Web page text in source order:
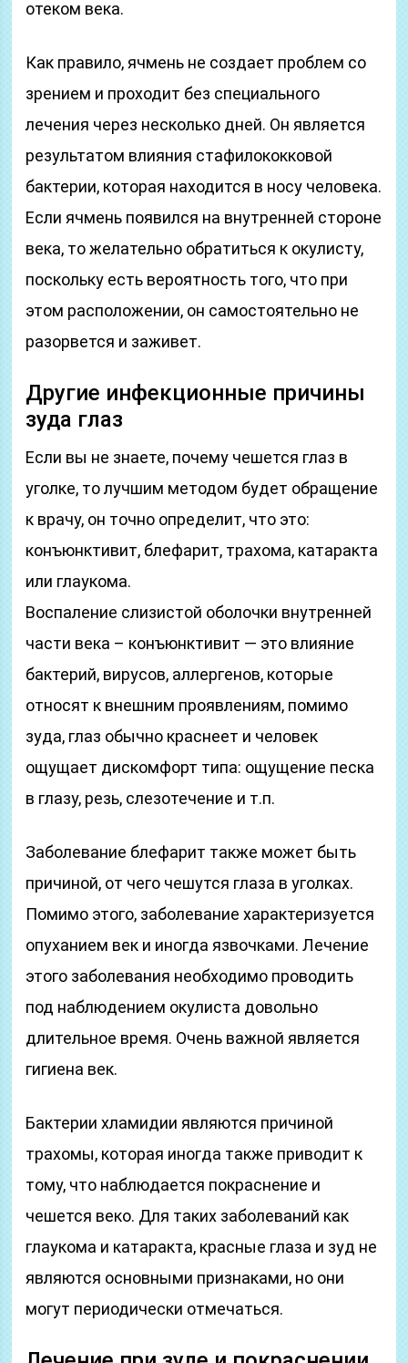
отеком века.
Как правило, ячмень не создает проблем со
зрением и проходит без специального
лечения через несколько дней. Он является
результатом влияния стафилококковой
бактерии, которая находится в носу человека.
Если ячмень появился на внутренней стороне
века, то желательно обратиться к окулисту,
поскольку есть вероятность того, что при
этом расположении, он самостоятельно не
разорвется и заживет.
Другие инфекционные причины
зуда глаз
Если вы не знаете, почему чешется глаз в
уголке, то лучшим методом будет обращение
к врачу, он точно определит, что это:
конъюнктивит, блефарит, трахома, катаракта
или глаукома.
Воспаление слизистой оболочки внутренней
части века – конъюнктивит — это влияние
бактерий, вирусов, аллергенов, которые
относят к внешним проявлениям, помимо
зуда, глаз обычно краснеет и человек
ощущает дискомфорт типа: ощущение песка
в глазу, резь, слезотечение и т.п.
Заболевание блефарит также может быть
причиной, от чего чешутся глаза в уголках.
Помимо этого, заболевание характеризуется
опуханием век и иногда язвочками. Лечение
этого заболевания необходимо проводить
под наблюдением окулиста довольно
длительное время. Очень важной является
гигиена век.
Бактерии хламидии являются причиной
трахомы, которая иногда также приводит к
тому, что наблюдается покраснение и
чешется веко. Для таких заболеваний как
глаукома и катаракта, красные глаза и зуд не
являются основными признаками, но они
могут периодически отмечаться.